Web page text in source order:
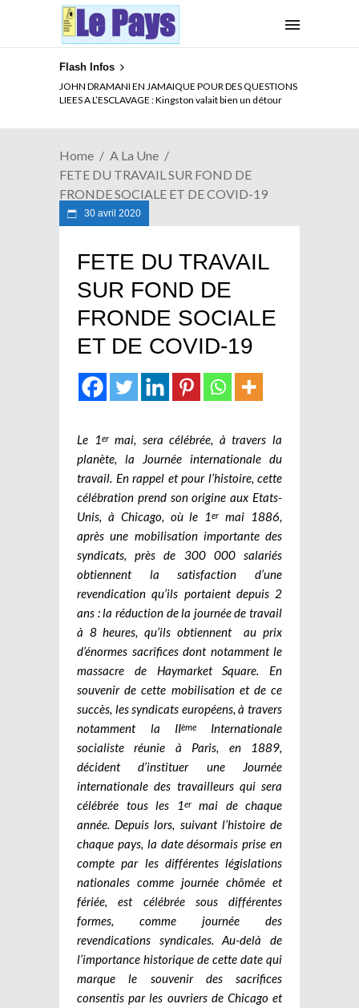
Flash Infos
JOHN DRAMANI EN JAMAIQUE POUR DES QUESTIONS
LIEES A L’ESCLAVAGE : Kingston valait bien un détour
ELECTION DE TALON A LA TETE DU SENAT BENINOIS :
Quand Patrice quitte le pouvoir sans partir !
Home
A La Une
FETE DU TRAVAIL SUR FOND DE
FRONDE SOCIALE ET DE COVID-19
30 avril 2020
FETE DU TRAVAIL
SUR FOND DE
FRONDE SOCIALE
ET DE COVID-19
Le 1ermai, sera célébrée, à travers la
planète, la Journée internationale du
travail. En rappel et pour l’histoire, cette
célébration prend son origine aux Etats-
Unis, à Chicago, où le 1er
mai 1886,
après une mobilisation importante des
syndicats, près de 300 000 salariés
obtiennent la satisfaction d’une
revendication qu’ils portaient depuis 2
ans : la réduction de la journée de travail
à 8 heures, qu’ils obtiennent au prix
d’énormes sacrifices dont notamment le
massacre de Haymarket Square. En
souvenir de cette mobilisation et de ce
succès, les syndicats européens, à travers
notamment la IIème Internationale
socialiste réunie à Paris, en 1889,
décident d’instituer une Journée
internationale des travailleurs qui sera
célébrée tous les 1ermai de chaque
année. Depuis lors, suivant l’histoire de
chaque pays, la date désormais prise en
compte par les différentes législations
nationales comme journée chômée et
fériée, est célébrée sous différentes
formes, comme journée des
revendications syndicales. Au-delà de
l’importance historique de cette date qui
marque le souvenir des sacrifices
consentis par les ouvriers de Chicago et